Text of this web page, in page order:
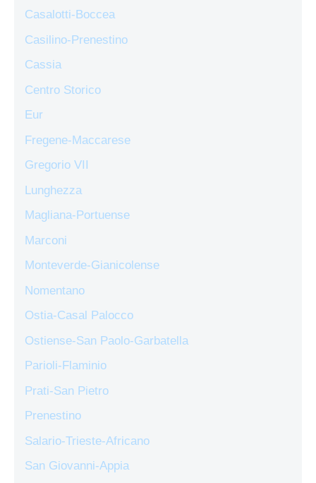
Casalotti-Boccea
Casilino-Prenestino
Cassia
Centro Storico
Eur
Fregene-Maccarese
Gregorio VII
Lunghezza
Magliana-Portuense
Marconi
Monteverde-Gianicolense
Nomentano
Ostia-Casal Palocco
Ostiense-San Paolo-Garbatella
Parioli-Flaminio
Prati-San Pietro
Prenestino
Salario-Trieste-Africano
San Giovanni-Appia